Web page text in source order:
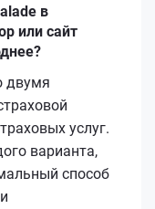
в
или сайт
двумя
услуг.
варианта,
способ